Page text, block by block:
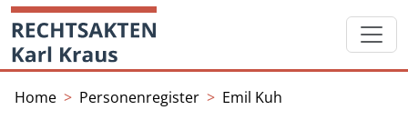
Skip
content
Startseite
Home Personenregister Emil Kuh